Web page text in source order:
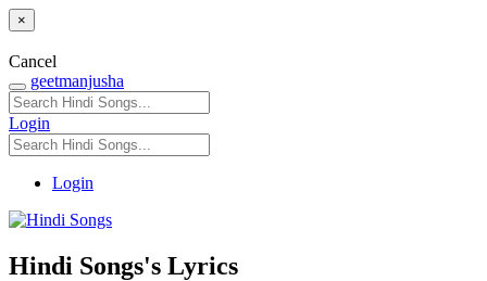
×
Cancel
geetmanjusha
Login
Login
Hindi Songs's Lyrics